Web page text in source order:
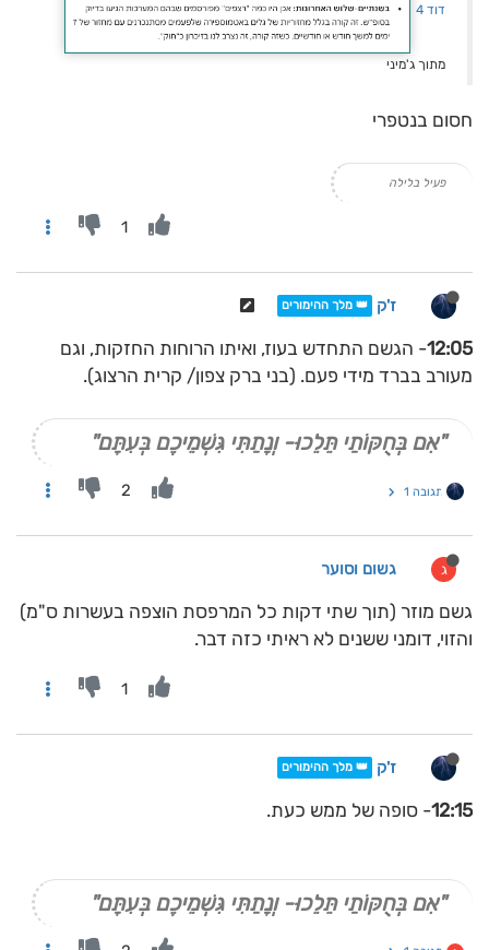
דוד 4
מתוך ג'מיני
חסום בנטפרי
פעיל בלילה
1
ז'ק 👑 מלך ההימורים
12:05- הגשם התחדש בעוז, ואיתו הרוחות החזקות, וגם
מעורב בברד מידי פעם. (בני ברק צפון/ קרית הרצוג).
"אִם בְּחֻקּוֹתַי תֵּלֵכוּ- וְנָתַתִּי גִּשְׁמֵיכֶם בְּעִתָּם"
תגובה 1 2
ג גשום וסוער
גשם מוזר (תוך שתי דקות כל המרפסת הוצפה בעשרות ס"מ)
והזוי, דומני ששנים לא ראיתי כזה דבר.
1
ז'ק 👑 מלך ההימורים
12:15- סופה של ממש כעת.
"אִם בְּחֻקּוֹתַי תֵּלֵכוּ- וְנָתַתִּי גִּשְׁמֵיכֶם בְּעִתָּם"